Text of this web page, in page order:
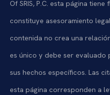
Of SRIS, P.C. esta página
constituye asesoramiento
contenida no crea una
es único y debe ser evaluado
sus hechos específicos. Las
esta página corresponden a